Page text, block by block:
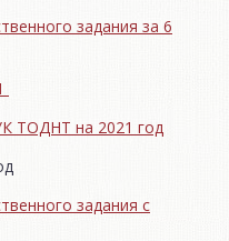
задания за 6
ТОДНТ на 2021 год
задания с